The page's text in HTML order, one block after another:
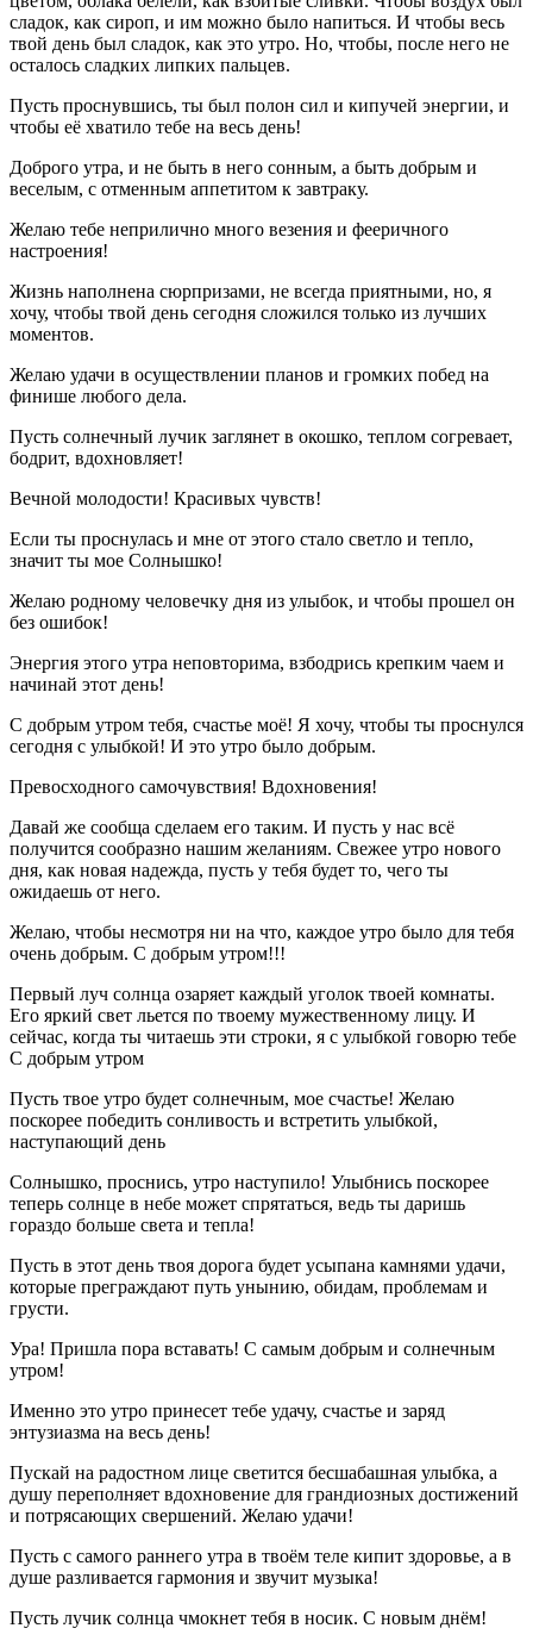
сладок, как сироп, и им можно было напиться. И чтобы весь
твой день был сладок, как это утро. Но, чтобы, после него не
осталось сладких липких пальцев.
Пусть проснувшись, ты был полон сил и кипучей энергии, и
чтобы её хватило тебе на весь день!
Доброго утра, и не быть в него сонным, а быть добрым и
веселым, с отменным аппетитом к завтраку.
Желаю тебе неприлично много везения и фееричного
настроения!
Жизнь наполнена сюрпризами, не всегда приятными, но, я
хочу, чтобы твой день сегодня сложился только из лучших
моментов.
Желаю удачи в осуществлении планов и громких побед на
финише любого дела.
Пусть солнечный лучик заглянет в окошко, теплом согревает,
бодрит, вдохновляет!
Вечной молодости! Красивых чувств!
Если ты проснулась и мне от этого стало светло и тепло,
значит ты мое Солнышко!
Желаю родному человечку дня из улыбок, и чтобы прошел он
без ошибок!
Энергия этого утра неповторима, взбодрись крепким чаем и
начинай этот день!
С добрым утром тебя, счастье моё! Я хочу, чтобы ты проснулся
сегодня с улыбкой! И это утро было добрым.
Превосходного самочувствия! Вдохновения!
Давай же сообща сделаем его таким. И пусть у нас всё
получится сообразно нашим желаниям. Свежее утро нового
дня, как новая надежда, пусть у тебя будет то, чего ты
ожидаешь от него.
Желаю, чтобы несмотря ни на что, каждое утро было для тебя
очень добрым. С добрым утром!!!
Первый луч солнца озаряет каждый уголок твоей комнаты.
Его яркий свет льется по твоему мужественному лицу. И
сейчас, когда ты читаешь эти строки, я с улыбкой говорю тебе
С добрым утром
Пусть твое утро будет солнечным, мое счастье! Желаю
поскорее победить сонливость и встретить улыбкой,
наступающий день
Солнышко, проснись, утро наступило! Улыбнись поскорее
теперь солнце в небе может спрятаться, ведь ты даришь
гораздо больше света и тепла!
Пусть в этот день твоя дорога будет усыпана камнями удачи,
которые преграждают путь унынию, обидам, проблемам и
грусти.
Ура! Пришла пора вставать! С самым добрым и солнечным
утром!
Именно это утро принесет тебе удачу, счастье и заряд
энтузиазма на весь день!
Пускай на радостном лице светится бесшабашная улыбка, а
душу переполняет вдохновение для грандиозных достижений
и потрясающих свершений. Желаю удачи!
Пусть с самого раннего утра в твоём теле кипит здоровье, а в
душе разливается гармония и звучит музыка!
Пусть лучик солнца чмокнет тебя в носик. С новым днём!